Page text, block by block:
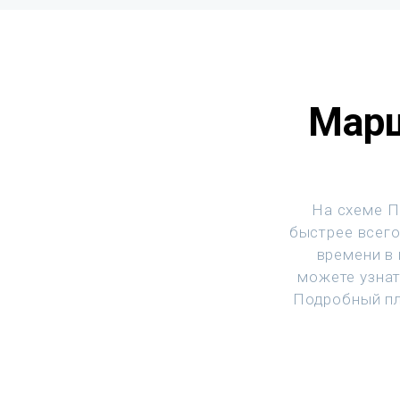
На схеме
быстрее
времени в
можете
Подробный